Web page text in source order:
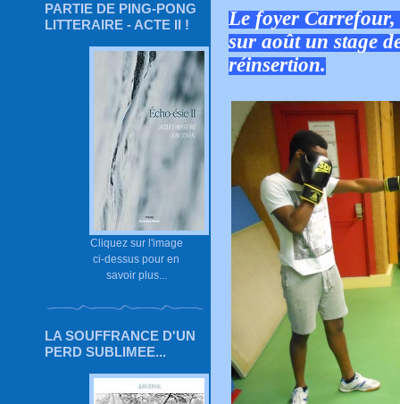
PARTIE DE PING-PONG
LITTERAIRE - ACTE II !
Cliquez sur l'image
ci-dessus pour en
savoir plus...
LA SOUFFRANCE D'UN
PERD SUBLIMEE...
Le foyer
sur août un stage
réinsertion.